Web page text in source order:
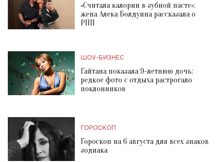
«Считала калории в зубной пасте»:
жена Алека Болдуина рассказала о
РПП
ШОУ-БИЗНЕС
Гайтана показала 9-летнюю дочь:
редкое фото с отдыха растрогало
поклонников
ГОРОСКОП
Гороскоп на 6 августа для всех знаков
зодиака